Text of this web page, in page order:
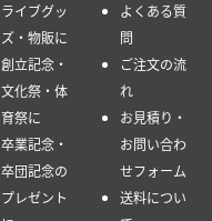
ライブグッ
ズ・物販に
創立記念・
文化祭・体
育祭に
卒業記念・
卒団記念の
プレゼント
よくある質
問
ご注文の流
れ
お見積り・
お問い合わ
せフォーム
送料につい